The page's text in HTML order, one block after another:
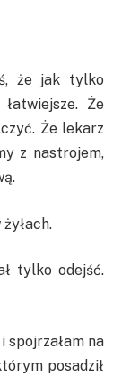
że jak tylko
Że
Że lekarz
z nastrojem,
tylko odejść.
spojrzałam na
posadził